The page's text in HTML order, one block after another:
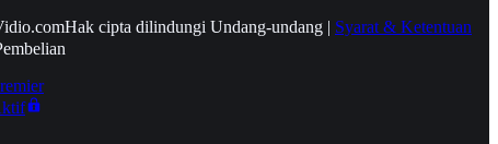
Hak cipta dilindungi Undang-undang | Syarat & Ketentuan